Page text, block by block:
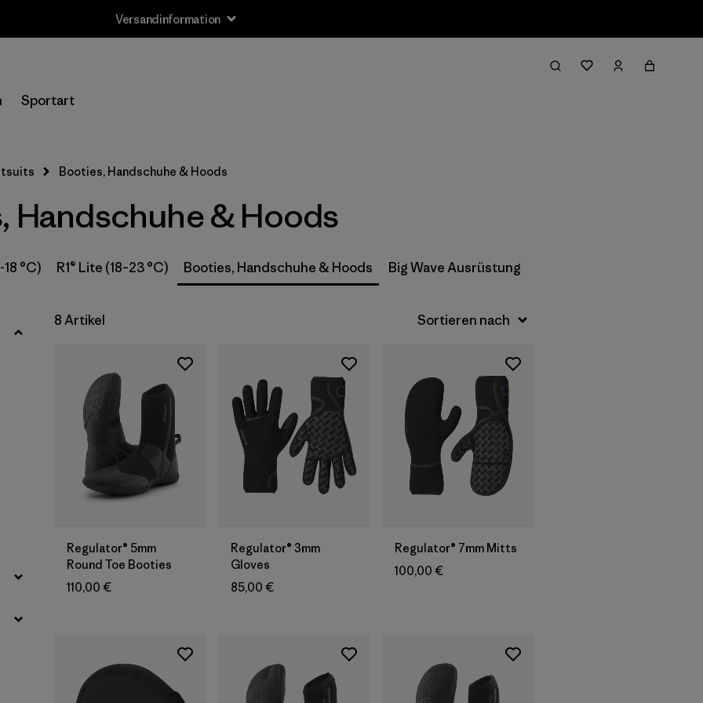
Versandinformation
Sportart
Filter & Sort
(4)
XL (4)
Filter by
Booties, Handschuhe & Hoods
Handschuhe & Hoods
18 °C) R1® Lite (18–23 °C) Booties, Handschuhe & Hoods Big Wave Ausrüstung
8 Artikel
Regulator® 5mm
Round Toe Booties
110,00 €
Regulator® 3mm
Gloves
85,00 €
Regulator® 7mm Mitts
100,00 €